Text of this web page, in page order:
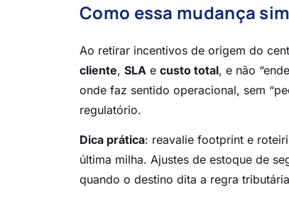
Como essa mudança
Ao retirar incentivos de origem do
cliente, SLA e custo total, e não
onde faz sentido operacional, sem
regulatório.
Dica prática: reavalie footprint e
última milha. Ajustes de estoque de
quando o destino dita a regra